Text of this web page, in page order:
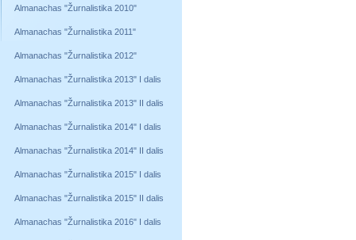
Almanachas "Žurnalistika 2010"
Almanachas "Žurnalistika 2011"
Almanachas "Žurnalistika 2012"
Almanachas "Žurnalistika 2013" I dalis
Almanachas "Žurnalistika 2013" II dalis
Almanachas "Žurnalistika 2014" I dalis
Almanachas "Žurnalistika 2014" II dalis
Almanachas "Žurnalistika 2015" I dalis
Almanachas "Žurnalistika 2015" II dalis
Almanachas "Žurnalistika 2016" I dalis